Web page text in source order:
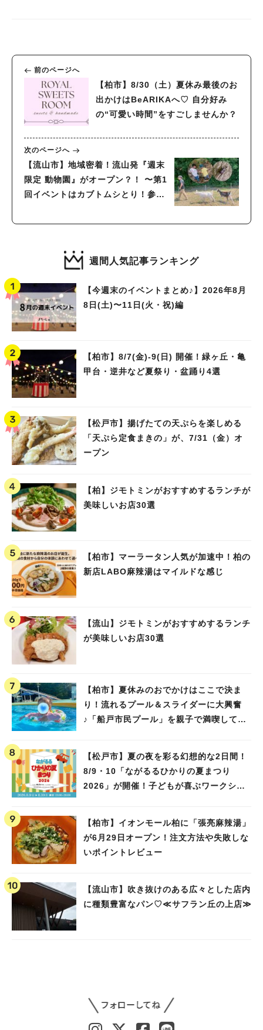
前のページへ
【柏市】8/30（土）夏休み最後のお
出かけはBeARIKAへ♡ 自分好み
の“可愛い時間”をすごしませんか？
次のページへ
【流山市】地域密着！流山発『週末
限定 動物園』がオープン？！ 〜第1
回イベントはカブトムシとり！参加
週間人気記事ランキング
【今週末のイベントまとめ♪】2026年8月
8日(土)〜11日(火・祝)編
【柏市】8/7(金)‐9(日) 開催！緑ヶ丘・亀
甲台・逆井など夏祭り・盆踊り4選
【松戸市】揚げたての天ぷらを楽しめる
「天ぷら定食まきの」が、7/31（金）オ
ープン
【柏】ジモトミンがおすすめするランチが
美味しいお店30選
【柏市】マーラータン人気が加速中！柏の
新店LABO麻辣湯はマイルドな感じ
【流山】ジモトミンがおすすめするランチ
が美味しいお店30選
【柏市】夏休みのおでかけはここで決ま
り！流れるプール＆スライダーに大興奮
♪「船戸市民プール」を親子で満喫してき
【松戸市】夏の夜を彩る幻想的な2日間！
8/9・10「ながるるひかりの夏まつり
2026」が開催！子どもが喜ぶワークショ
【柏市】イオンモール柏に「張亮麻辣湯」
が6月29日オープン！注文方法や失敗しな
いポイントレビュー
【流山市】吹き抜けのある広々とした店内
に種類豊富なパン♡≪サフラン丘の上店≫